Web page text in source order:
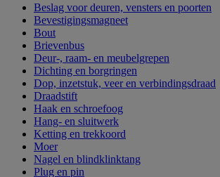
Beslag voor deuren, vensters en poorten
Bevestigingsmagneet
Bout
Brievenbus
Deur-, raam- en meubelgrepen
Dichting en borgringen
Dop, inzetstuk, veer en verbindingsdraad
Draadstift
Haak en schroefoog
Hang- en sluitwerk
Ketting en trekkoord
Moer
Nagel en blindklinktang
Plug en pin